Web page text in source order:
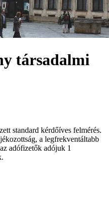
társadalmi
standard kérdőíves felmérés.
a legfrekventáltabb
adófizetők adójuk 1